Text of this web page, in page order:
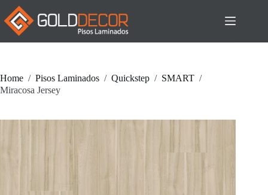
Pular
para
conteúdo
Home / Pisos Laminados / Quickstep / SMART /
Miracosa Jersey